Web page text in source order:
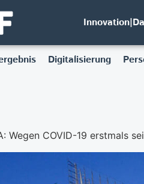
Digitalisierung
Wegen COVID-19 erstmals